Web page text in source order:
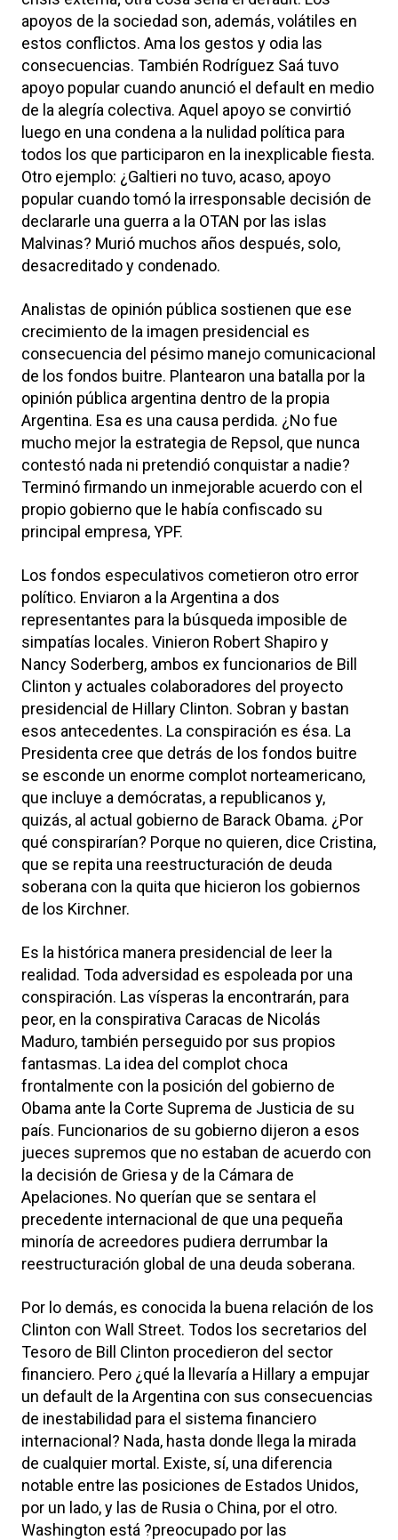
apoyos de la sociedad son, además, volátiles en
estos conflictos. Ama los gestos y odia las
consecuencias. También Rodríguez Saá tuvo
apoyo popular cuando anunció el default en medio
de la alegría colectiva. Aquel apoyo se convirtió
luego en una condena a la nulidad política para
todos los que participaron en la inexplicable fiesta.
Otro ejemplo: ¿Galtieri no tuvo, acaso, apoyo
popular cuando tomó la irresponsable decisión de
declararle una guerra a la OTAN por las islas
Malvinas? Murió muchos años después, solo,
desacreditado y condenado.
Analistas de opinión pública sostienen que ese
crecimiento de la imagen presidencial es
consecuencia del pésimo manejo comunicacional
de los fondos buitre. Plantearon una batalla por la
opinión pública argentina dentro de la propia
Argentina. Esa es una causa perdida. ¿No fue
mucho mejor la estrategia de Repsol, que nunca
contestó nada ni pretendió conquistar a nadie?
Terminó firmando un inmejorable acuerdo con el
propio gobierno que le había confiscado su
principal empresa, YPF.
Los fondos especulativos cometieron otro error
político. Enviaron a la Argentina a dos
representantes para la búsqueda imposible de
simpatías locales. Vinieron Robert Shapiro y
Nancy Soderberg, ambos ex funcionarios de Bill
Clinton y actuales colaboradores del proyecto
presidencial de Hillary Clinton. Sobran y bastan
esos antecedentes. La conspiración es ésa. La
Presidenta cree que detrás de los fondos buitre
se esconde un enorme complot norteamericano,
que incluye a demócratas, a republicanos y,
quizás, al actual gobierno de Barack Obama. ¿Por
qué conspirarían? Porque no quieren, dice Cristina,
que se repita una reestructuración de deuda
soberana con la quita que hicieron los gobiernos
de los Kirchner.
Es la histórica manera presidencial de leer la
realidad. Toda adversidad es espoleada por una
conspiración. Las vísperas la encontrarán, para
peor, en la conspirativa Caracas de Nicolás
Maduro, también perseguido por sus propios
fantasmas. La idea del complot choca
frontalmente con la posición del gobierno de
Obama ante la Corte Suprema de Justicia de su
país. Funcionarios de su gobierno dijeron a esos
jueces supremos que no estaban de acuerdo con
la decisión de Griesa y de la Cámara de
Apelaciones. No querían que se sentara el
precedente internacional de que una pequeña
minoría de acreedores pudiera derrumbar la
reestructuración global de una deuda soberana.
Por lo demás, es conocida la buena relación de los
Clinton con Wall Street. Todos los secretarios del
Tesoro de Bill Clinton procedieron del sector
financiero. Pero ¿qué la llevaría a Hillary a empujar
un default de la Argentina con sus consecuencias
de inestabilidad para el sistema financiero
internacional? Nada, hasta donde llega la mirada
de cualquier mortal. Existe, sí, una diferencia
notable entre las posiciones de Estados Unidos,
por un lado, y las de Rusia o China, por el otro.
Washington está ?preocupado por las